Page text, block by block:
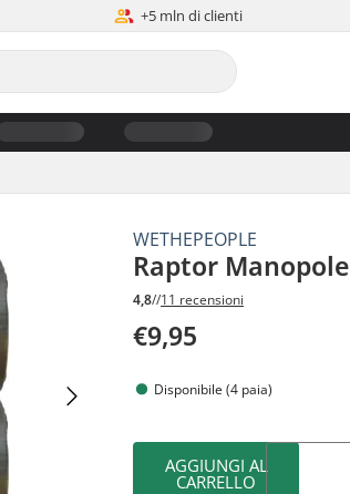
+5 mln di clienti
WETHEPEOPLE
Raptor Manopole
4,8//11 recensioni
€9,95
Disponibile (4 paia)
AGGIUNGI AL
CARRELLO